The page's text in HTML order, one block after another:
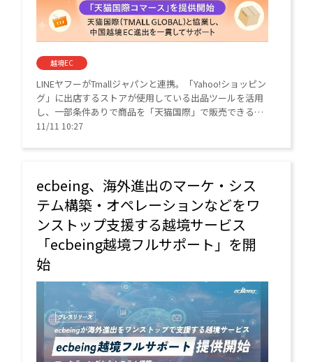
越境EC
LINEヤフーがTmallジャパンと連携。「Yahoo!ショッピン
グ」に出店するストアが使用している出品ツールを活用
し、一部条件ありで商品を「天猫国際」で販売できるよ
うにする。
11/11 10:27
ecbeing、海外進出のマーケ・シス
テム構築・オペレーションなどをワ
ンストップ支援する越境サービス
「ecbeing越境フルサポート」を開
始